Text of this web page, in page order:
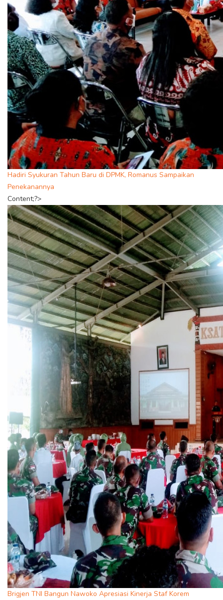
Hadiri Syukuran Tahun Baru di DPMK, Romanus Sampaikan
Penekanannya
Content;?>
Brigjen TNI Bangun Nawoko Apresiasi Kinerja Staf Korem